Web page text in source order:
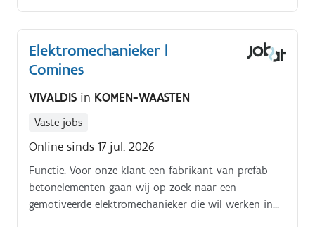
Elektromechanieker l
Comines
VIVALDIS in KOMEN-WAASTEN
Vaste jobs
Online sinds 17 jul. 2026
Functie. Voor onze klant een fabrikant van prefab
betonelementen gaan wij op zoek naar een
gemotiveerde elektromechanieker die wil werken in